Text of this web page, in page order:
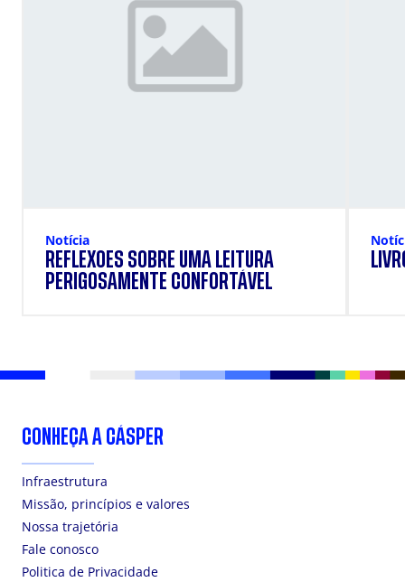
Notícia
REFLEXÕES SOBRE UMA LEITURA
PERIGOSAMENTE CONFORTÁVEL
CONHEÇA A CÁSPER
Infraestrutura
Missão, princípios e valores
Nossa trajetória
Fale conosco
Politica de Privacidade